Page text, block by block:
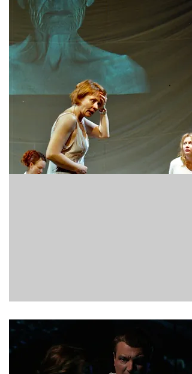
MATER NEXUS
Stykket utfordrer dramaturgisk ved bruk av
ulike teater konvensjoner og visuelle
endringer gjennom handlingsforløpet.
ARKEOLOGENE